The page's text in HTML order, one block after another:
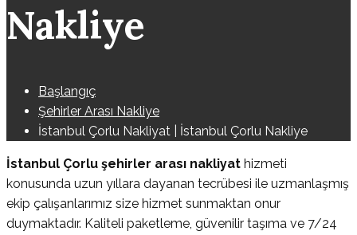
Nakliye
Başlangıç
Şehirler Arası Nakliye
İstanbul Çorlu Nakliyat | İstanbul Çorlu Nakliye
İstanbul Çorlu şehirler arası nakliyat hizmeti
konusunda uzun yıllara dayanan tecrübesi ile uzmanlaşmış
ekip çalışanlarımız size hizmet sunmaktan onur
duymaktadır. Kaliteli paketleme, güvenilir taşıma ve 7/24